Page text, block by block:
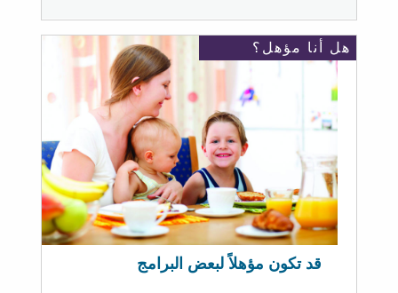
هل أنا مؤهل؟
قد تكون مؤهلاً لبعض البرامج